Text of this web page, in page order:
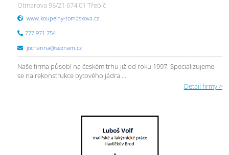
Otmarova 95/21 674 01 Třebíč
www.koupelny-tomaskova.cz
777 971 754
jochanna@seznam.cz
Naše firma působí na českém trhu již od roku 1997. Specializujeme
se na rekonstrukce bytového jádra ...
Detail firmy >